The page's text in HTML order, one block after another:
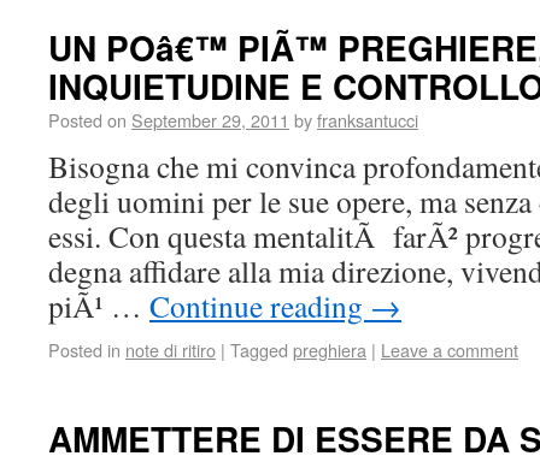
UN POâ€™ PIÃ™
INQUIETUDINE E
Posted on September 29, 2011 byfranksantucci
Bisogna che mi convinca
degli uomini per le sue opere, ma
essi. Con questa mentalitÃ farÃ²
degna affidare alla mia direzione,
piÃ¹ … Continue reading →
Posted in note di ritiro | Tagged preghiera | Leave a comment
AMMETTERE DI ESSERE DA